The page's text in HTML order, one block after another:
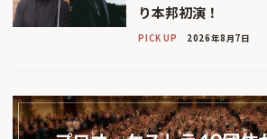
り本邦初演！
PICK UP 2026年8月7日